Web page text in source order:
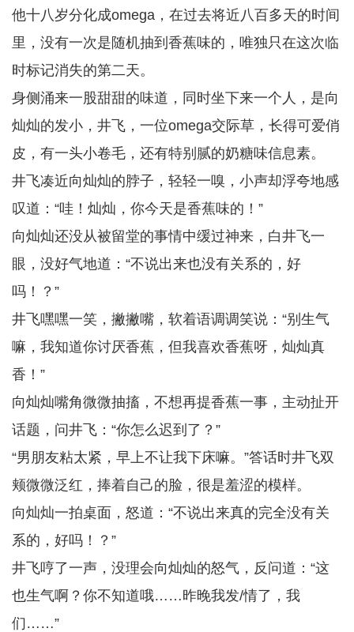
他十八岁分化成omega，在过去将近八百多天的时间
里，没有一次是随机抽到香蕉味的，唯独只在这次临
时标记消失的第二天。
身侧涌来一股甜甜的味道，同时坐下来一个人，是向
灿灿的发小，井飞，一位omega交际草，长得可爱俏
皮，有一头小卷毛，还有特别腻的奶糖味信息素。
井飞凑近向灿灿的脖子，轻轻一嗅，小声却浮夸地感
叹道：“哇！灿灿，你今天是香蕉味的！”
向灿灿还没从被留堂的事情中缓过神来，白井飞一
眼，没好气地道：“不说出来也没有关系的，好
吗！？”
井飞嘿嘿一笑，撇撇嘴，软着语调调笑说：“别生气
嘛，我知道你讨厌香蕉，但我喜欢香蕉呀，灿灿真
香！”
向灿灿嘴角微微抽搐，不想再提香蕉一事，主动扯开
话题，问井飞：“你怎么迟到了？”
“男朋友粘太紧，早上不让我下床嘛。”答话时井飞双
颊微微泛红，捧着自己的脸，很是羞涩的模样。
向灿灿一拍桌面，怒道：“不说出来真的完全没有关
系的，好吗！？”
井飞哼了一声，没理会向灿灿的怒气，反问道：“这
也生气啊？你不知道哦……昨晚我发/情了，我
们……”